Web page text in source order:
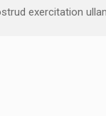
exercitation